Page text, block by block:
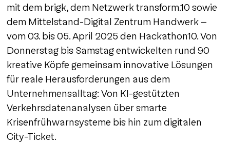
mit dem brigk, dem Netzwerk transform.10 sowie
dem Mittelstand-Digital Zentrum Handwerk -
vom 03. bis 05. April 2025 den Hackathon10. Von
Donnerstag bis Samstag entwickelten rund 90
kreative Köpfe gemeinsam innovative Lösungen
für reale Herausforderungen aus dem
Unternehmensalltag: Von KI-gestützten
Verkehrsdatenanalysen über smarte
Krisenfrühwarnsysteme bis hin zum digitalen
City-Ticket.